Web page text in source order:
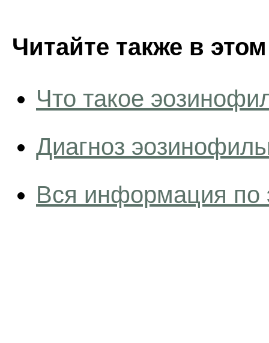
Читайте также в
Что такое
Диагноз
Вся информация по